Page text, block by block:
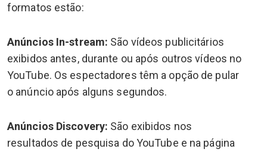
formatos estão:
Anúncios In-stream: São vídeos publicitários
exibidos antes, durante ou após outros vídeos no
YouTube. Os espectadores têm a opção de pular
o anúncio após alguns segundos.
Anúncios Discovery: São exibidos nos
resultados de pesquisa do YouTube e na página